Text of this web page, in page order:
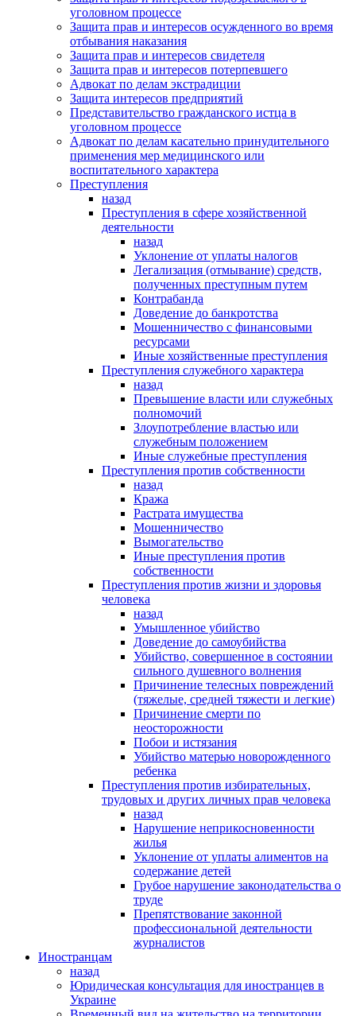
уголовном процессе
Защита прав и интересов осужденного во время
отбывания наказания
Защита прав и интересов свидетеля
Защита прав и интересов потерпевшего
Адвокат по делам экстрадиции
Защита интересов предприятий
Представительство гражданского истца в
уголовном процессе
Адвокат по делам касательно принудительного
применения мер медицинского или
воспитательного характера
Преступления
назад
Преступления в сфере хозяйственной
деятельности
назад
Уклонение от уплаты налогов
Легализация (отмывание) средств,
полученных преступным путем
Контрабанда
Доведение до банкротства
Мошенничество с финансовыми
ресурсами
Иные хозяйственные преступления
Преступления служебного характера
назад
Превышение власти или служебных
полномочий
Злоупотребление властью или
служебным положением
Иные служебные преступления
Преступления против собственности
назад
Кража
Растрата имущества
Мошенничество
Вымогательство
Иные преступления против
собственности
Преступления против жизни и здоровья
человека
назад
Умышленное убийство
Доведение до самоубийства
Убийство, совершенное в состоянии
сильного душевного волнения
Причинение телесных повреждений
(тяжелые, средней тяжести и легкие)
Причинение смерти по
неосторожности
Побои и истязания
Убийство матерью новорожденного
ребенка
Преступления против избирательных,
трудовых и других личных прав человека
назад
Нарушение неприкосновенности
жилья
Уклонение от уплаты алиментов на
содержание детей
Грубое нарушение законодательства о
труде
Препятствование законной
профессиональной деятельности
журналистов
Иностранцам
назад
Юридическая консультация для иностранцев в
Украине